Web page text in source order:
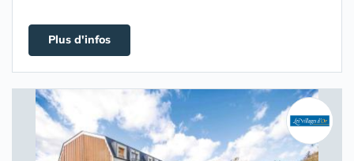
Plus d'infos